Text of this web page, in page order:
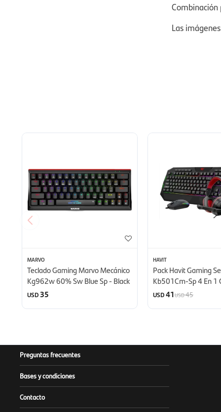
Las
MARVO
Teclado Gaming Marvo Mecánico
Kg962w 60% Sw Blue Sp - Black
USD 35
HAVIT
Pack Havit Gaming
Kb501Cm-Sp 4 En 1
Teclado Español
USD41USD45
Preguntas frecuentes
Bases y condiciones
Contacto